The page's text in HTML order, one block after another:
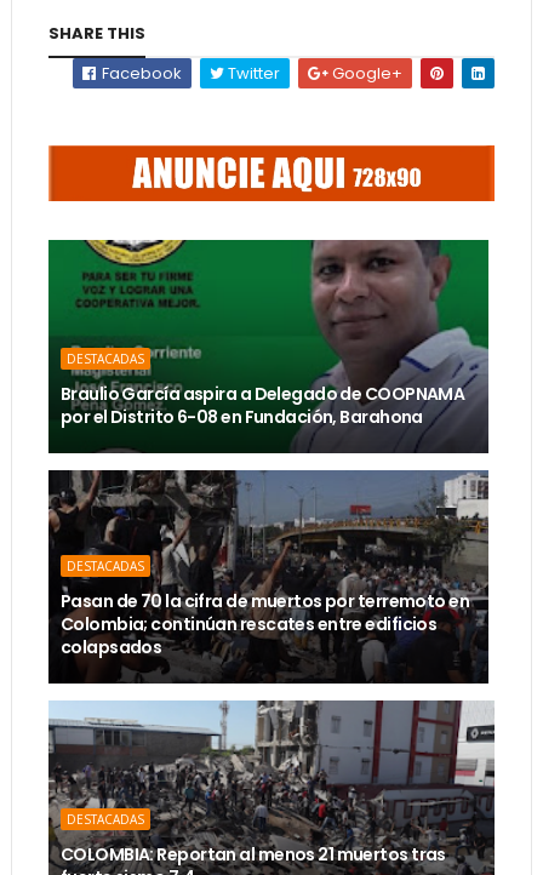
SHARE THIS
Facebook
Twitter Google+
DESTACADAS
Braulio García aspira a Delegado de COOPNAMA
por el Distrito 6-08 en Fundación, Barahona
DESTACADAS
Pasan de 70 la cifra de muertos por terremoto en
Colombia; continúan rescates entre edificios
colapsados
DESTACADAS
COLOMBIA: Reportan al menos 21 muertos tras